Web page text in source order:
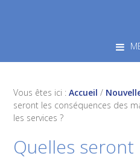
Vous êtes ici :Accueil /
seront les conséquences des
les services ?
Quelles seront